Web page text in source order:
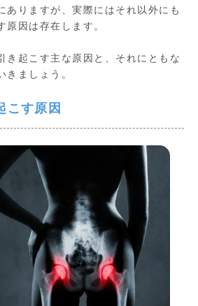
ありますが、実際にはそれ以外にも
原因は存在します。
き起こす主な原因と、それにともな
きましょう。
こす原因